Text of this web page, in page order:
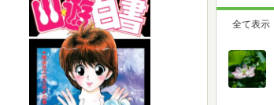
全て表示